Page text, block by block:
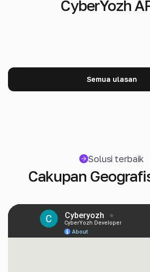
CyberYozh
Semua ulasan
Solusi terbaik
Cakupan